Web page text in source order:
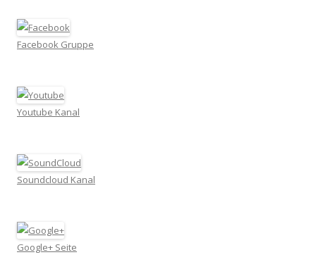
Facebook Gruppe
Youtube Kanal
Soundcloud Kanal
Google+ Seite